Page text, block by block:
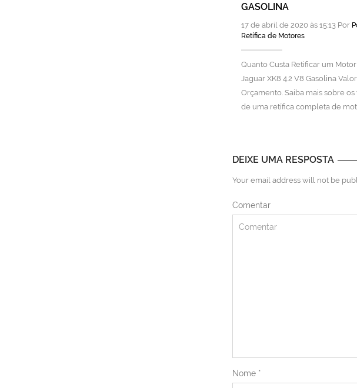
GASOLINA
17 de abril de 2020 às 15:13 Por
Retífica de Motores
Quanto Custa Retificar um
Jaguar XK8 4.2 V8 Gasolina
Orçamento. Saiba mais sobre
de uma retífica completa de
DEIXE UMA RESPOSTA
Your email address will not be
Comentar
Nome *